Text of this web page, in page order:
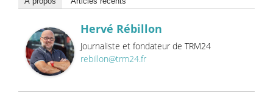
Hervé Rébillon
Journaliste et fondateur de TRM24
rebillon@trm24.fr